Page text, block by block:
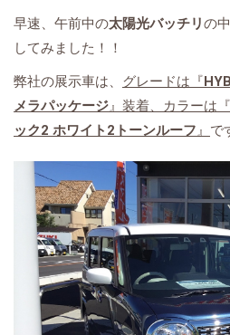
早速、午前中の太陽光バッチリの
してみました！！
弊社の展示車は、 グレードは『
メラパッケージ』装着、カラーは『
ック2 ホワイト2トーンルーフ』 で